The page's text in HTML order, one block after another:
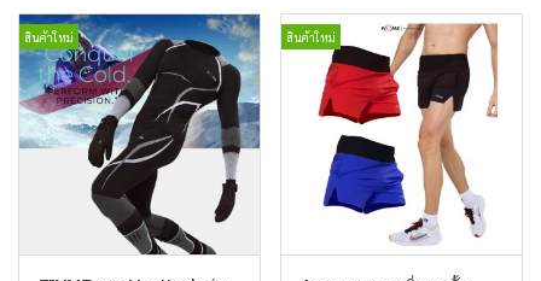
สินค้าใหม่ สินค้าใหม่